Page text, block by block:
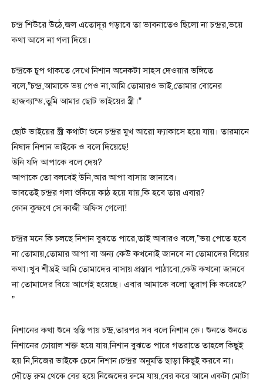
চন্দ্র শিউরে উঠে,জল এতোদূর গড়াবে তা ভাবনাতেও ছিলো না চন্দ্রর,ভয়ে
কথা আসে না গলা দিয়ে।
চন্দ্রকে চুপ থাকতে দেখে নিশান অনেকটা সাহস দেওয়ার ভঙ্গিতে
বলে,”চন্দ্র,আমাকে ভয় পেও না,আমি তোমারও ভাই,তোমার বোনের
হাজব্যান্ড,তুমি আমার ছোট ভাইয়ের স্ত্রী।”
ছোট ভাইয়ের স্ত্রী কথাটা শুনে চন্দ্রর মুখ আরো ফ্যাকাসে হয়ে যায়। তারমানে
নিষাদ নিশান ভাইকে ও বলে দিয়েছে!
উনি যদি আপাকে বলে দেয়?
আপাকে তো বলবেই উনি,আর আপা বাসায় জানাবে।
ভাবতেই চন্দ্রর গলা শুকিয়ে কাঠ হয়ে যায়,কি হবে তার এবার?
কোন কুক্ষণে সে কাজী অফিস গেলো!
চন্দ্রর মনে কি চলছে নিশান বুঝতে পারে,তাই আবারও বলে,”ভয় পেতে হবে
না তোমায়,তোমার আপা বা অন্য কেউ কখনোই জানবে না তোমাদের বিয়ের
কথা।খুব শীঘ্রই আমি তোমাদের বাসায় প্রস্তাব পাঠাবো,কেউ কখনো জানবে
না তোমাদের বিয়ে আগেই হয়েছে। এবার আমাকে বলো তুরাগ কি করেছে?
”
নিশানের কথা শুনে স্বস্তি পায় চন্দ্র,তারপর সব বলে নিশান কে। শুনতে শুনতে
নিশানের চোয়াল শক্ত হয়ে যায়,নিশান বুঝতে পারে গতরাতে তাহলে কিছুই
হয় নি,নিজের ভাইকে চেনে নিশান।চন্দ্রর অনুমতি ছাড়া কিছুই করবে না।
দৌড়ে রুম থেকে বের হয়ে নিজেদের রুমে যায়,বের করে আনে একটা মোটা